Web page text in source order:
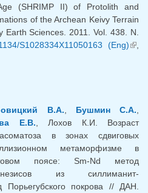
(SHRIMP II) of Protolith and
of the Archean Keivy Terrain
Earth Sciences. 2011. Vol. 438. N.
S1028334X11050163 (Eng)
В.А. Бушмин С.А.
Е.В. , Лохов К.И. Возраст
в зонах сдвиговых
метаморфизме в
поясе: Sm-Nd метод
из силлиманит-
Порьегубского покрова // ДАН.